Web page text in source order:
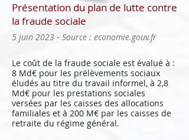
Présentation du plan de lutte contre
la fraude sociale
5 juin 2023 - Source : economie.gouv.fr
Le coût de la fraude sociale est évalué à :
8 Md€ pour les prélèvements sociaux
éludés au titre du travail informel, à 2,8
Md€ pour les prestations sociales
versées par les caisses des allocations
familiales et à 200 M€ par les caisses de
retraite du régime général.